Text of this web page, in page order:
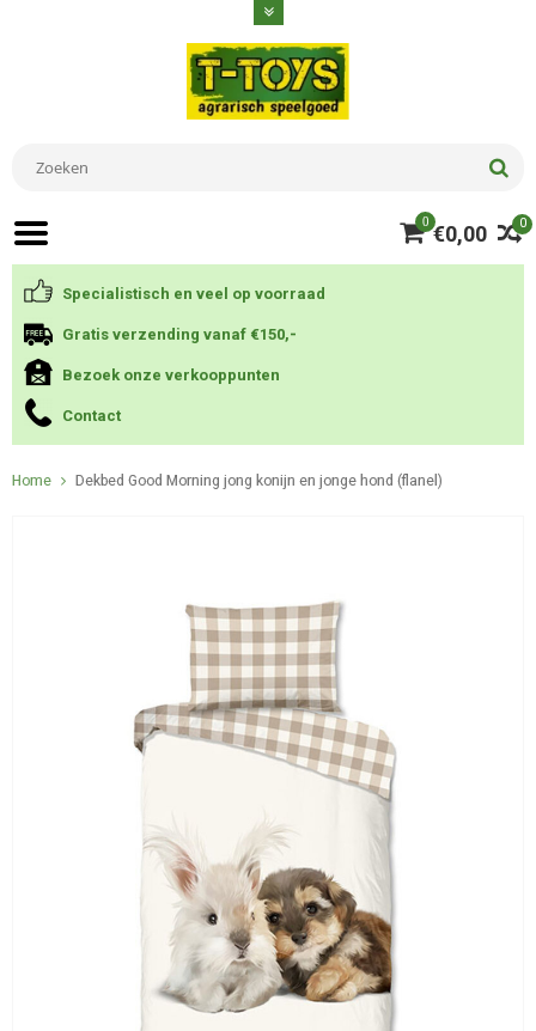
0
0 €0,00
Specialistisch en veel op voorraad
Gratis verzending vanaf €150,-
Bezoek onze verkooppunten
Contact
Home Dekbed Good Morning jong konijn en jonge hond (flanel)